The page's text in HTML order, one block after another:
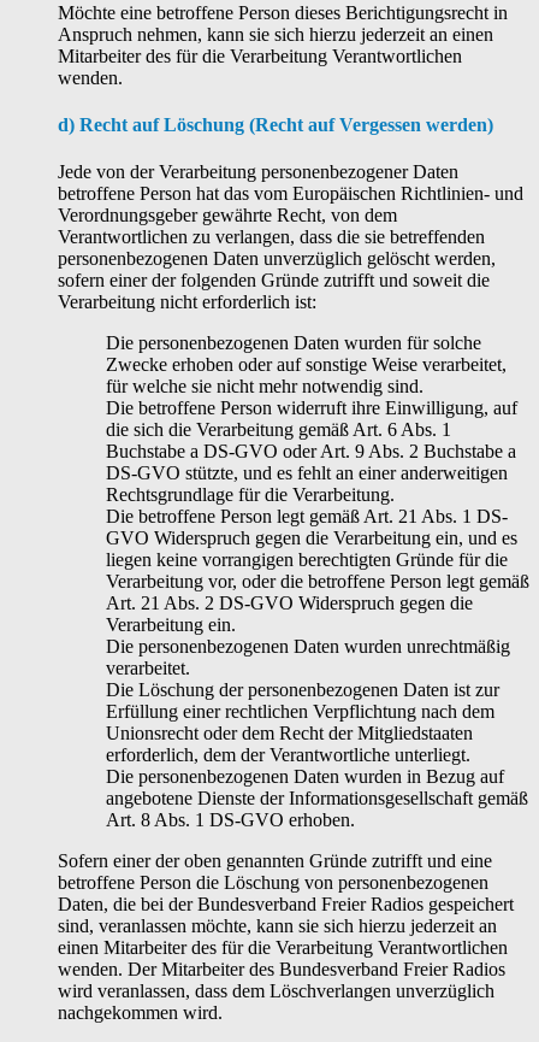
Möchte eine betroffene Person dieses Berichtigungsrecht in
Anspruch nehmen, kann sie sich hierzu jederzeit an einen
Mitarbeiter des für die Verarbeitung Verantwortlichen
wenden.
d) Recht auf Löschung (Recht auf Vergessen werden)
Jede von der Verarbeitung personenbezogener Daten
betroffene Person hat das vom Europäischen Richtlinien- und
Verordnungsgeber gewährte Recht, von dem
Verantwortlichen zu verlangen, dass die sie betreffenden
personenbezogenen Daten unverzüglich gelöscht werden,
sofern einer der folgenden Gründe zutrifft und soweit die
Verarbeitung nicht erforderlich ist:
Die personenbezogenen Daten wurden für solche
Zwecke erhoben oder auf sonstige Weise verarbeitet,
für welche sie nicht mehr notwendig sind.
Die betroffene Person widerruft ihre Einwilligung, auf
die sich die Verarbeitung gemäß Art. 6 Abs. 1
Buchstabe a DS-GVO oder Art. 9 Abs. 2 Buchstabe a
DS-GVO stützte, und es fehlt an einer anderweitigen
Rechtsgrundlage für die Verarbeitung.
Die betroffene Person legt gemäß Art. 21 Abs. 1 DS-
GVO Widerspruch gegen die Verarbeitung ein, und es
liegen keine vorrangigen berechtigten Gründe für die
Verarbeitung vor, oder die betroffene Person legt gemäß
Art. 21 Abs. 2 DS-GVO Widerspruch gegen die
Verarbeitung ein.
Die personenbezogenen Daten wurden unrechtmäßig
verarbeitet.
Die Löschung der personenbezogenen Daten ist zur
Erfüllung einer rechtlichen Verpflichtung nach dem
Unionsrecht oder dem Recht der Mitgliedstaaten
erforderlich, dem der Verantwortliche unterliegt.
Die personenbezogenen Daten wurden in Bezug auf
angebotene Dienste der Informationsgesellschaft gemäß
Art. 8 Abs. 1 DS-GVO erhoben.
Sofern einer der oben genannten Gründe zutrifft und eine
betroffene Person die Löschung von personenbezogenen
Daten, die bei der Bundesverband Freier Radios gespeichert
sind, veranlassen möchte, kann sie sich hierzu jederzeit an
einen Mitarbeiter des für die Verarbeitung Verantwortlichen
wenden. Der Mitarbeiter des Bundesverband Freier Radios
wird veranlassen, dass dem Löschverlangen unverzüglich
nachgekommen wird.